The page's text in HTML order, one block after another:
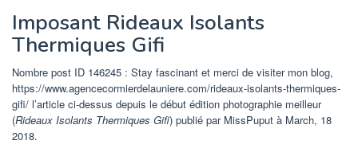
Imposant Rideaux Isolants
Thermiques Gifi
Nombre post ID 146245 : Stay fascinant et merci de visiter mon blog,
https://www.agencecormierdelauniere.com/rideaux-isolants-thermiques-
gifi/ l’article ci-dessus depuis le début édition photographie meilleur
(Rideaux Isolants Thermiques Gifi) publié par MissPuput à March, 18
2018.